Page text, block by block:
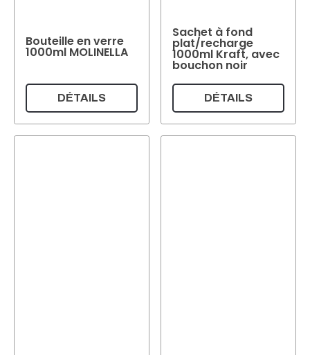
Bouteille en verre
1000ml MOLINELLA
DÉTAILS
Sachet à fond
plat/recharge
1000ml Kraft, avec
bouchon noir
DÉTAILS